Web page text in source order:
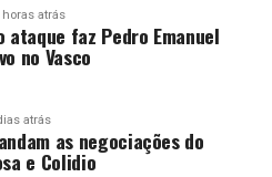
horas atrás
ataque faz Pedro Emanuel
no Vasco
atrás
as negociações do
e Colidio